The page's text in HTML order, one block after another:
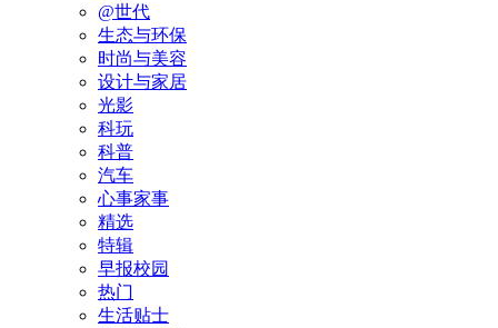
@世代
生态与环保
时尚与美容
设计与家居
光影
科玩
科普
汽车
心事家事
精选
特辑
早报校园
热门
生活贴士